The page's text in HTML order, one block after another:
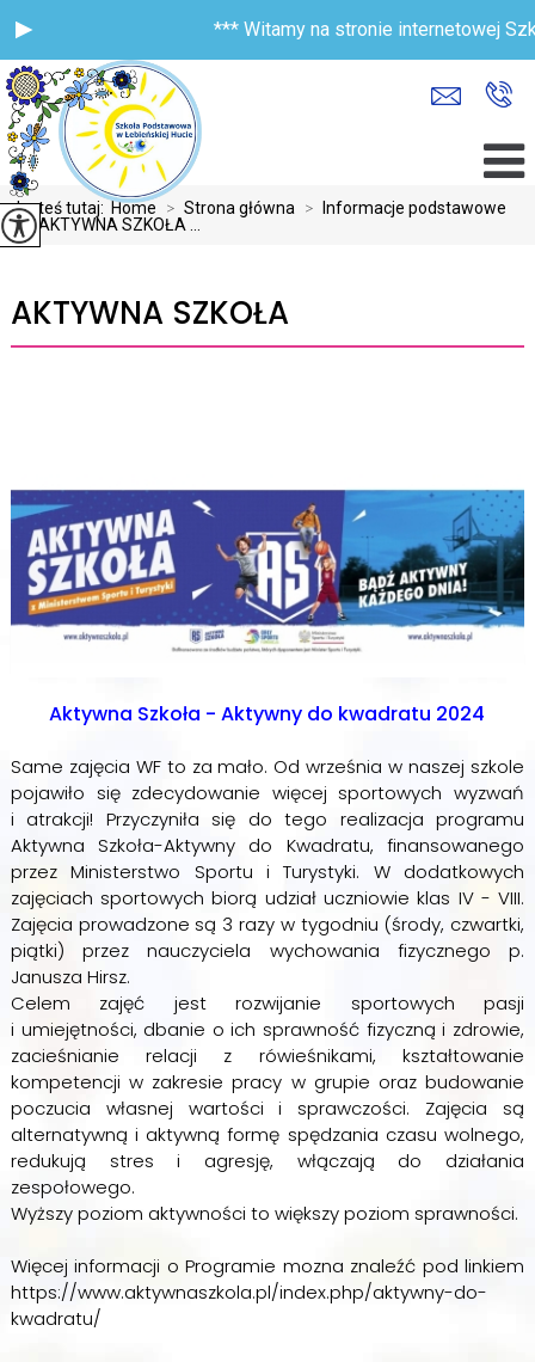
*** Witamy na stronie internetowej
Jesteś tutaj: Home > Strona główna >
Informacje podstawowe
>
AKTYWNA SZKOŁA ...
AKTYWNA SZKOŁA
Aktywna Szkoła - Aktywny do kwadratu 2024
Same zajęcia WF to za mało. Od września w naszej szkole
pojawiło się zdecydowanie więcej sportowych wyzwań
i atrakcji! Przyczyniła się do tego realizacja programu
Aktywna Szkoła-Aktywny do Kwadratu, finansowanego
przez Ministerstwo Sportu i Turystyki. W dodatkowych
zajęciach sportowych biorą udział uczniowie klas IV - VIII.
Zajęcia prowadzone są 3 razy w tygodniu (środy, czwartki,
piątki) przez nauczyciela wychowania fizycznego p.
Janusza Hirsz.
Celem zajęć jest rozwijanie sportowych pasji
i umiejętności, dbanie o ich sprawność fizyczną i zdrowie,
zacieśnianie relacji z rówieśnikami, kształtowanie
kompetencji w zakresie pracy w grupie oraz budowanie
poczucia własnej wartości i sprawczości. Zajęcia są
alternatywną i aktywną formę spędzania czasu wolnego,
redukują stres i agresję, włączają do działania
zespołowego.
Wyższy poziom aktywności to większy poziom sprawności.
Więcej informacji o Programie mozna znaleźć pod linkiem
https://www.aktywnaszkola.pl/index.php/aktywny-do-
kwadratu/